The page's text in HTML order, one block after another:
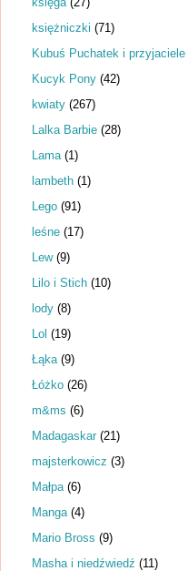
księżniczki (71)
Kubuś Puchatek i przyjaciele
Kucyk Pony (42)
kwiaty (267)
Lalka Barbie (28)
Lama (1)
lambeth (1)
Lego (91)
leśne (17)
Lew (9)
Lilo i Stich (10)
lody (8)
Lol (19)
Łąka (9)
Łóżko (26)
m&ms (6)
Madagaskar (21)
majsterkowicz (3)
Małpa (6)
Manga (4)
Mario Bross (9)
Masha i niedźwiedź (11)